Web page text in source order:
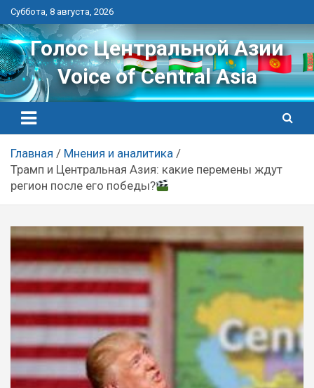
Перейти
к
контенту
Суббота, 8 августа, 2026
Голос Центральной Азии
Voice of Central Asia
Главная
Мнения и аналитика
Трамп и Центральная Азия: какие перемены ждут
регион после его победы?